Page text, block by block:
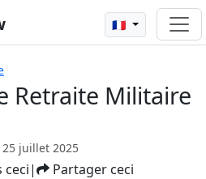
🇫🇷
Retraite Militaire
25 juillet 2025
ceci| Partager ceci